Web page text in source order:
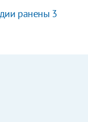
ранены 3